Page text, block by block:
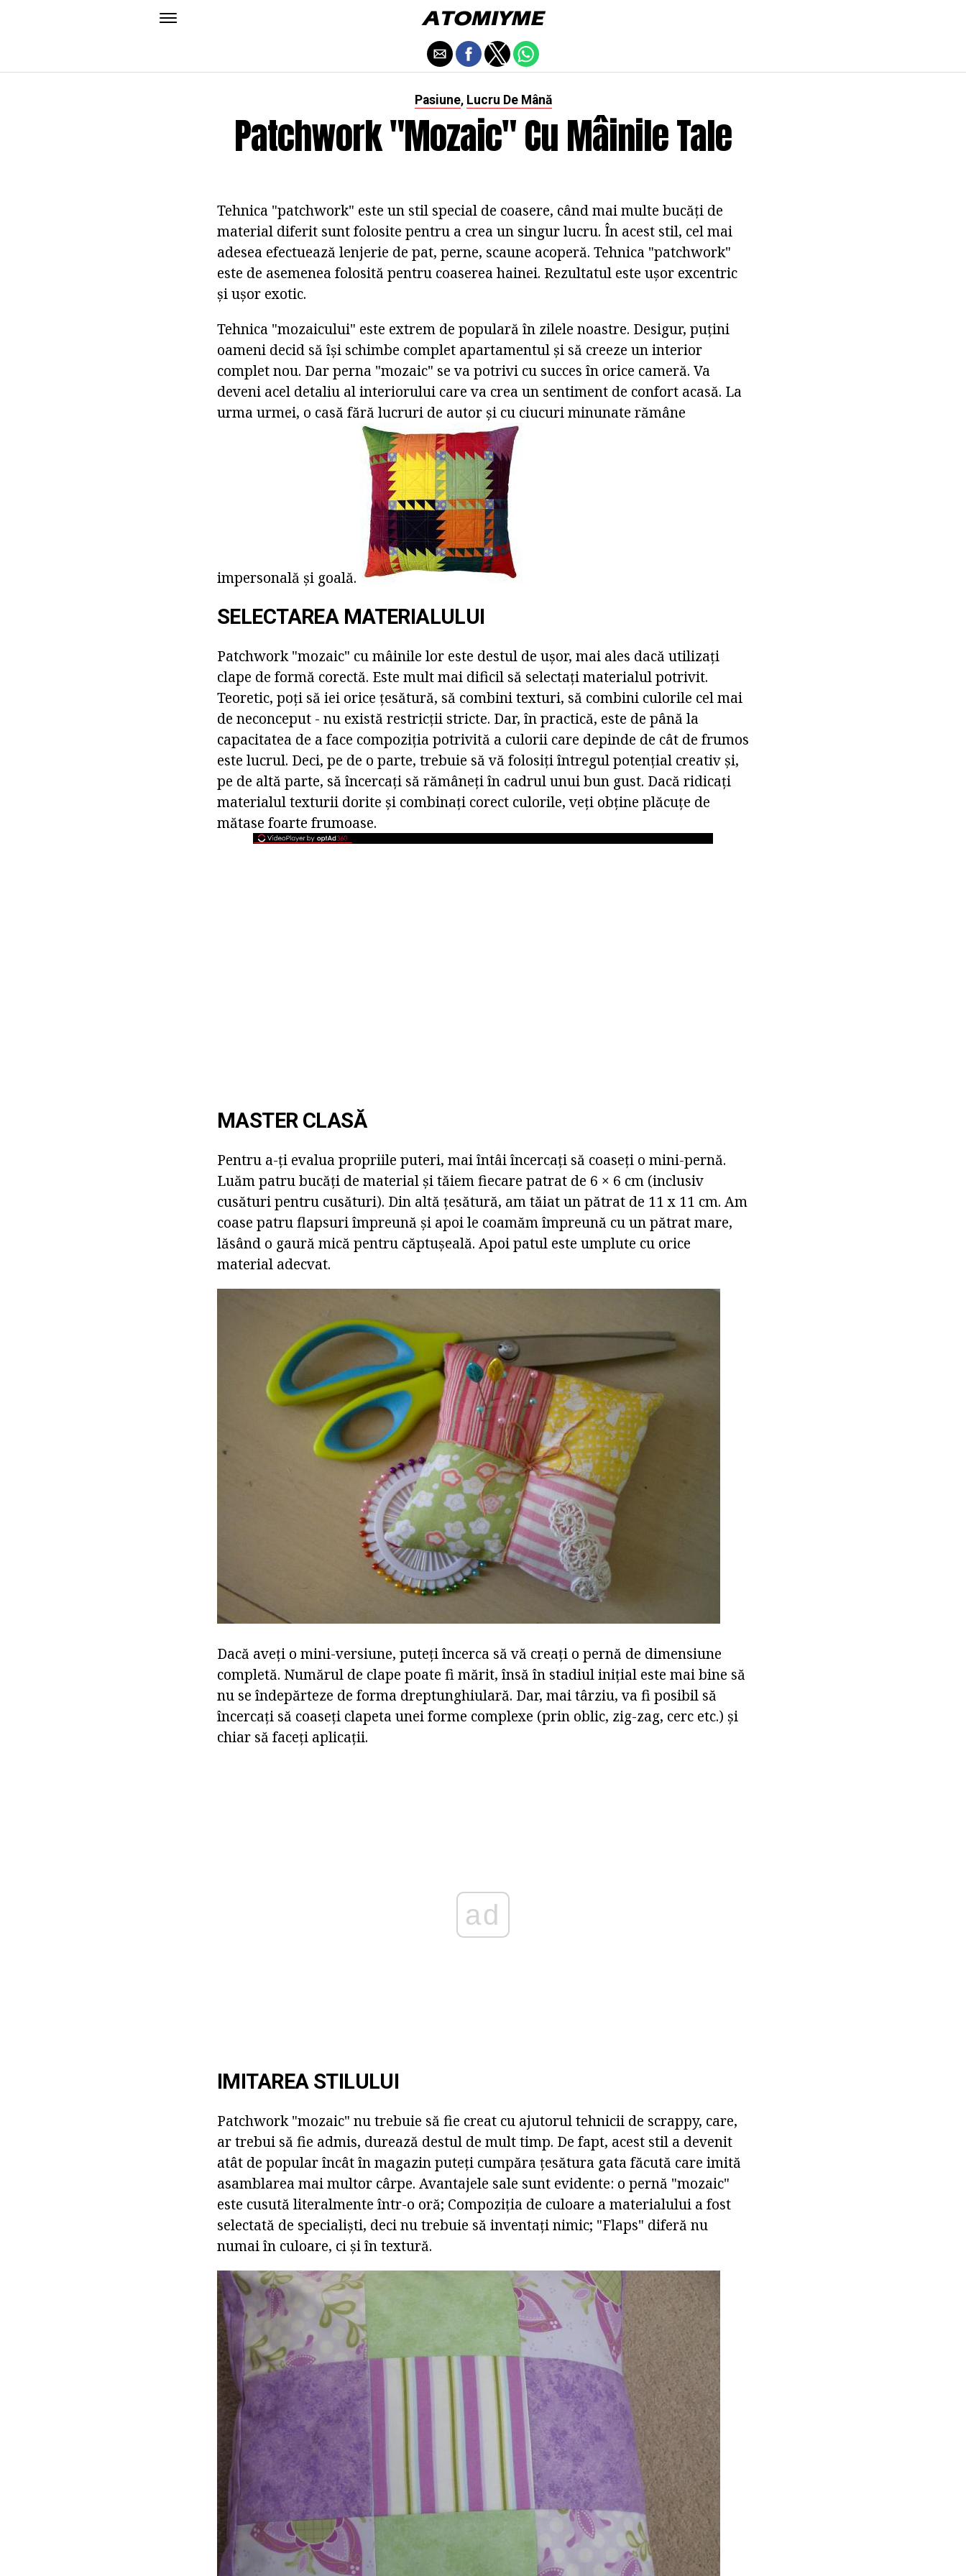
Pasiune, Lucru De Mână
Patchwork "mozaic" Cu Mâinile Tale
Tehnica "patchwork" este un stil special de coasere, când mai multe bucăți de
material diferit sunt folosite pentru a crea un singur lucru. În acest stil, cel mai
adesea efectuează lenjerie de pat, perne, scaune acoperă. Tehnica "patchwork"
este de asemenea folosită pentru coaserea hainei. Rezultatul este ușor excentric
și ușor exotic.
Tehnica "mozaicului" este extrem de populară în zilele noastre. Desigur, puțini
oameni decid să își schimbe complet apartamentul și să creeze un interior
complet nou. Dar perna "mozaic" se va potrivi cu succes în orice cameră. Va
deveni acel detaliu al interiorului care va crea un sentiment de confort acasă. La
urma urmei, o casă fără lucruri de autor și cu ciucuri minunate rămâne
impersonală și goală.
SELECTAREA MATERIALULUI
Patchwork "mozaic" cu mâinile lor este destul de ușor, mai ales dacă utilizați
clape de formă corectă. Este mult mai dificil să selectați materialul potrivit.
Teoretic, poți să iei orice țesătură, să combini texturi, să combini culorile cel mai
de neconceput - nu există restricții stricte. Dar, în practică, este de până la
capacitatea de a face compoziția potrivită a culorii care depinde de cât de frumos
este lucrul. Deci, pe de o parte, trebuie să vă folosiți întregul potențial creativ și,
pe de altă parte, să încercați să rămâneți în cadrul unui bun gust. Dacă ridicați
materialul texturii dorite și combinați corect culorile, veți obține plăcuțe de
mătase foarte frumoase.
MASTER CLASĂ
Pentru a-ți evalua propriile puteri, mai întâi încercați să coaseți o mini-pernă.
Luăm patru bucăți de material și tăiem fiecare patrat de 6 × 6 cm (inclusiv
cusături pentru cusături). Din altă țesătură, am tăiat un pătrat de 11 x 11 cm. Am
coase patru flapsuri împreună și apoi le coamăm împreună cu un pătrat mare,
lăsând o gaură mică pentru căptușeală. Apoi patul este umplute cu orice
material adecvat.
Dacă aveți o mini-versiune, puteți încerca să vă creați o pernă de dimensiune
completă. Numărul de clape poate fi mărit, însă în stadiul inițial este mai bine să
nu se îndepărteze de forma dreptunghiulară. Dar, mai târziu, va fi posibil să
încercați să coaseți clapeta unei forme complexe (prin oblic, zig-zag, cerc etc.) și
chiar să faceți aplicații.
ad
IMITAREA STILULUI
Patchwork "mozaic" nu trebuie să fie creat cu ajutorul tehnicii de scrappy, care,
ar trebui să fie admis, durează destul de mult timp. De fapt, acest stil a devenit
atât de popular încât în magazin puteți cumpăra țesătura gata făcută care imită
asamblarea mai multor cârpe. Avantajele sale sunt evidente: o pernă "mozaic"
este cusută literalmente într-o oră; Compoziția de culoare a materialului a fost
selectată de specialiști, deci nu trebuie să inventați nimic; "Flaps" diferă nu
numai în culoare, ci și în textură.